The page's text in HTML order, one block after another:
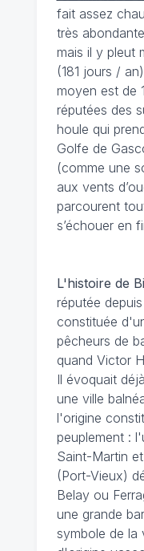
fait assez
très
mais il y pleut
(181 jours /
moyen est de
réputées des
houle qui
Golfe de
(comme une
aux vents
parcourent
s’échouer en
L'histoire de
réputée
constituée
pêcheurs de
quand Victor
Il évoquait
une ville
l'origine
peuplement :
Saint-Martin
(Port-Vieux)
Belay ou
une grande
symbole de la